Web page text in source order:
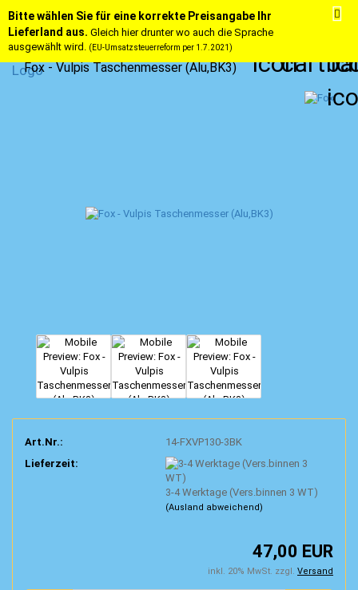
Bitte wählen Sie für eine korrekte Preisangabe Ihr
Lieferland aus. Gleich hier drunter wo auch die Sprache
ausgewählt wird. (EU-Umsatzsteuerreform per 1.7.2021)
Fox - Vulpis Taschenmesser (Alu,BK3)
Art.Nr.:
14-FXVP130-3BK
Lieferzeit:
3-4 Werktage (Vers.binnen 3 WT)
(Ausland abweichend)
47,00 EUR
inkl. 20% MwSt. zzgl. Versand